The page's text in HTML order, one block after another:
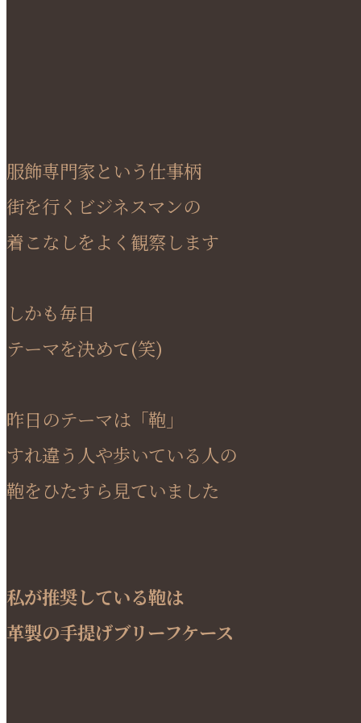
服飾専門家という仕事柄
街を行くビジネスマンの
着こなしをよく観察します
しかも毎日
テーマを決めて(笑)
昨日のテーマは「鞄」
すれ違う人や歩いている人の
鞄をひたすら見ていました
私が推奨している鞄は
革製の手提げブリーフケース